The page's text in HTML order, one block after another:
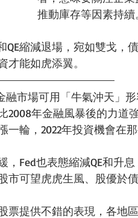
推動庫存等因素持續
QE縮減退場，宛如雙戈，
能如虎添翼。
融市場可用「牛氣沖天」
2008年金融風暴後的力道
輪，2022年投資機會在那
Fed也表態縮減QE和升
可望虎虎生風、股優於債
票提供不錯的表現，各地